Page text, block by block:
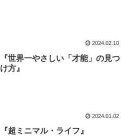
2024.02.10
『世界一やさしい「才能」の見つ
け方』
2024.01.02
『超ミニマル・ライフ』